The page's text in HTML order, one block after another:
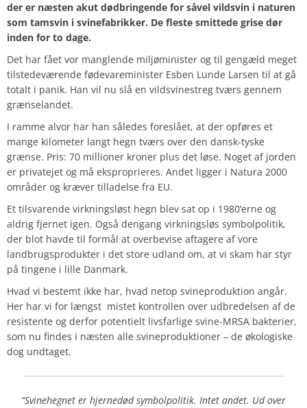
der er næsten akut dødbringende for såvel vildsvin i naturen
som tamsvin i svinefabrikker. De fleste smittede grise dør
inden for to dage.
Det har fået vor manglende miljøminister og til gengæld meget
tilstedeværende fødevareminister Esben Lunde Larsen til at gå
totalt i panik. Han vil nu slå en vildsvinestreg tværs gennem
grænselandet.
I ramme alvor har han således foreslået, at der opføres et
mange kilometer langt hegn tværs over den dansk-tyske
grænse. Pris: 70 millioner kroner plus det løse. Noget af jorden
er privatejet og må eksproprieres. Andet ligger i Natura 2000
områder og kræver tilladelse fra EU.
Et tilsvarende virkningsløst hegn blev sat op i 1980’erne og
aldrig fjernet igen. Også dengang virkningsløs symbolpolitik,
der blot havde til formål at overbevise aftagere af vore
landbrugsprodukter i det store udland om, at vi skam har styr
på tingene i lille Danmark.
Hvad vi bestemt ikke har, hvad netop svineproduktion angår.
Her har vi for længst mistet kontrollen over udbredelsen af de
resistente og derfor potentielt livsfarlige svine-MRSA bakterier,
som nu findes i næsten alle svineproduktioner – de økologiske
dog undtaget.
“Svinehegnet er hjernedød symbolpolitik. Intet andet. Ud over